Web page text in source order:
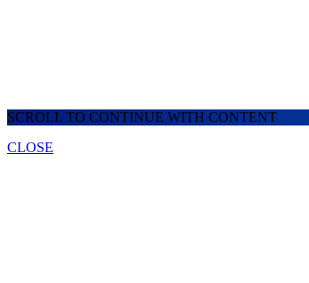
SCROLL TO CONTINUE WITH CONTENT
CLOSE